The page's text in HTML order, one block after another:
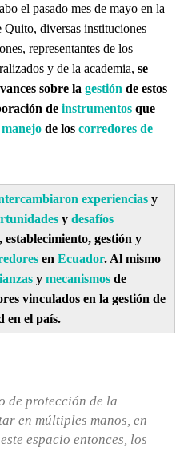
el pasado mes de mayo en la
diversas instituciones
representantes de los
y de la academia, se
sobre la gestión de estos
de instrumentos que
manejo de los corredores de
experiencias y
y desafíos
establecimiento, gestión y
en Ecuador. Al mismo
y mecanismos de
vinculados en la gestión de
en el país.
de protección de la
en múltiples manos, en
espacio entonces, los